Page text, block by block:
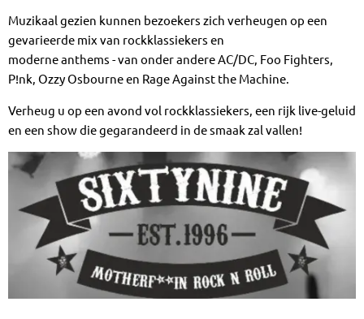
Muzikaal gezien kunnen bezoekers zich verheugen op een
gevarieerde mix van rockklassiekers en
moderne anthems - van onder andere AC/DC, Foo Fighters,
P!nk, Ozzy Osbourne en Rage Against the Machine.
Verheug u op een avond vol rockklassiekers, een rijk live-geluid
en een show die gegarandeerd in de smaak zal vallen!